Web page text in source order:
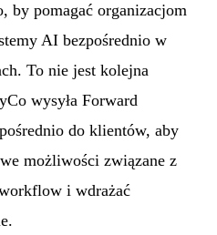
by pomagać organizacjom
AI bezpośrednio w
To nie jest kolejna
wysyła Forward
do klientów, aby
możliwości związane z
i wdrażać